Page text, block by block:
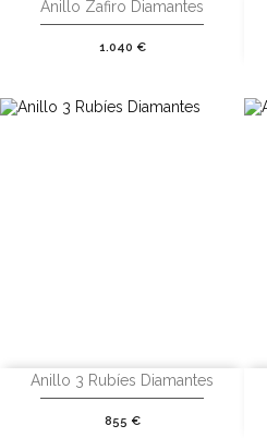
Anillo Zafiro Diamantes
Precio
1.040 €
Anillo 3 Rubíes Diamantes
Precio
855 €